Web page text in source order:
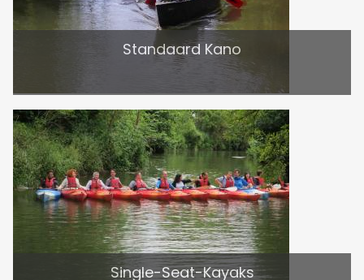
Standaard Kano
Single-Seat-Kayaks